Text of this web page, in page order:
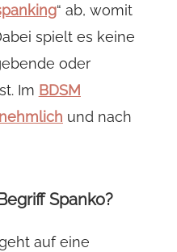
“ ab, womit
spielt es keine
oder
Im BDSM
und nach
Spanko?
auf eine